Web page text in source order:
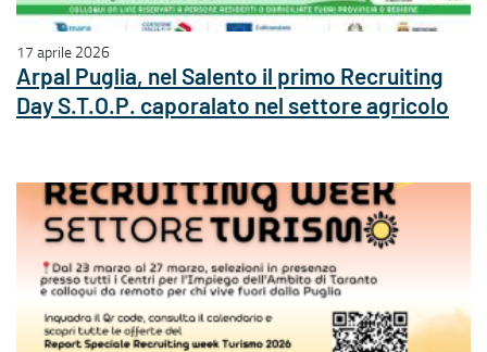
17 aprile 2026
Arpal Puglia, nel Salento il primo Recruiting
Day S.T.O.P. caporalato nel settore agricolo